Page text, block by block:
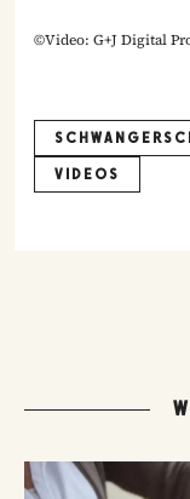
©Video: G+J Digital
VIDEOS